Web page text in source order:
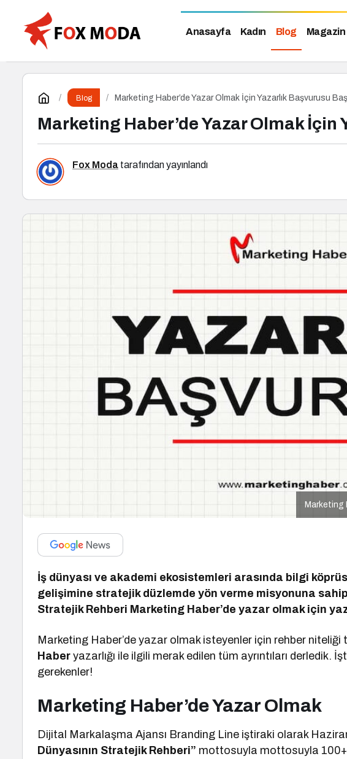
Anasayfa Kadın Blog Magazin
Blog Marketing Haber’de Yazar Olmak İçin Yazarlık Başvurusu
Marketing Haber’de Yazar Olmak İçin
Fox Moda tarafından yayınlandı
Marketing
İş dünyası ve akademi ekosistemleri arasında bilgi
gelişimine stratejik düzlemde yön verme misyonuna
Stratejik Rehberi Marketing Haber’de yazar olmak için
Marketing Haber’de yazar olmak isteyenler için rehber niteliği
Haber yazarlığı ile ilgili merak edilen tüm ayrıntıları derledik.
gerekenler!
Marketing Haber’de Yazar Olmak
Dijital Markalaşma Ajansı Branding Line iştiraki olarak
Dünyasının Stratejik Rehberi” mottosuyla mottosuyla